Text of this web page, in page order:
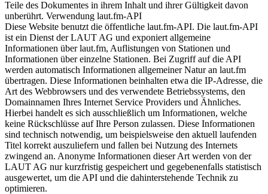
Teile des Dokumentes in ihrem Inhalt und ihrer Gültigkeit davon
unberührt. Verwendung laut.fm-API
Diese Website benutzt die öffentliche laut.fm-API. Die laut.fm-API
ist ein Dienst der LAUT AG und exponiert allgemeine
Informationen über laut.fm, Auflistungen von Stationen und
Informationen über einzelne Stationen. Bei Zugriff auf die API
werden automatisch Informationen allgemeiner Natur an laut.fm
übertragen. Diese Informationen beinhalten etwa die IP-Adresse, die
Art des Webbrowsers und des verwendete Betriebssystems, den
Domainnamen Ihres Internet Service Providers und Ähnliches.
Hierbei handelt es sich ausschließlich um Informationen, welche
keine Rückschlüsse auf Ihre Person zulassen. Diese Informationen
sind technisch notwendig, um beispielsweise den aktuell laufenden
Titel korrekt auszuliefern und fallen bei Nutzung des Internets
zwingend an. Anonyme Informationen dieser Art werden von der
LAUT AG nur kurzfristig gespeichert und gegebenenfalls statistisch
ausgewertet, um die API und die dahinterstehende Technik zu
optimieren.